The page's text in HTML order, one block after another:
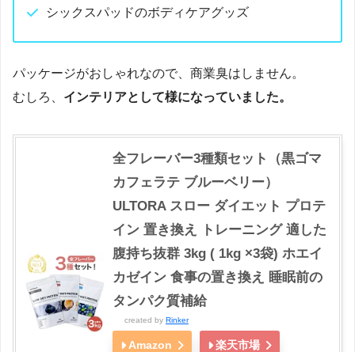
シックスパッドのボディケアグッズ
パッケージがおしゃれなので、商業臭はしません。
むしろ、 インテリアとして様になっていました。
全フレーバー3種類セット（黒ゴマ
カフェラテ ブルーベリー）
ULTORA スロー ダイエット プロテ
イン 置き換え トレーニング 適した
腹持ち抜群 3kg ( 1kg ×3袋) ホエイ
カゼイン 食事の置き換え 睡眠前の
タンパク質補給
created by Rinker
Amazon 楽天市場